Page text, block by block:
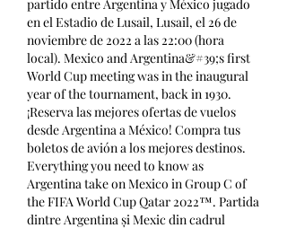
partido entre Argentina y México jugado
en el Estadio de Lusail, Lusail, el 26 de
noviembre de 2022 a las 22:00 (hora
local). Mexico and Argentina&#39;s first
World Cup meeting was in the inaugural
year of the tournament, back in 1930. ️
¡Reserva las mejores ofertas de vuelos
desde Argentina a México! Compra tus
boletos de avión a los mejores destinos.
Everything you need to know as
Argentina take on Mexico in Group C of
the FIFA World Cup Qatar 2022™. Partida
dintre Argentina și Mexic din cadrul